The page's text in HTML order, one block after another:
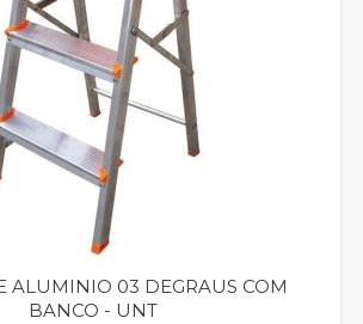
Quickview
ALUMINIO 03 DEGRAUS COM
BANCO - UNT